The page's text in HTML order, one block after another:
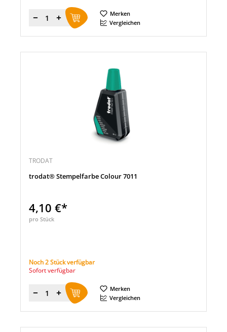
Menge
Merken
Vergleichen
TRODAT
trodat® Stempelfarbe Colour 7011
4,10 €*
pro Stück
Noch 2 Stück verfügbar
Sofort verfügbar
Menge
Merken
Vergleichen